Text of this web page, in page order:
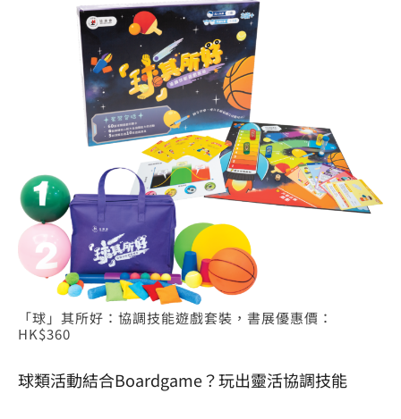
「球」其所好：協調技能遊戲套裝，書展優惠價：
HK$360
球類活動結合Boardgame？玩出靈活協調技能